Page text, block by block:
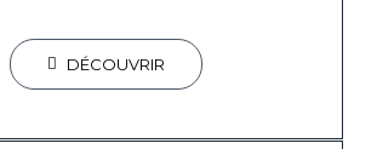
DÉCOUVRIR